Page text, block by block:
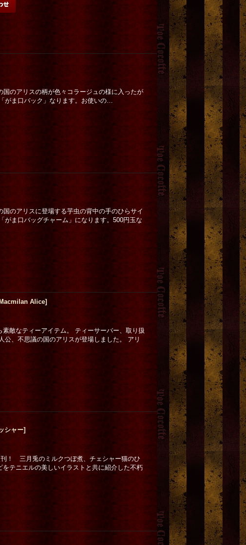
」額装コラージュ
don’t mind if I do [Blood B. ゆめねこ ぴこうさ
40,000円 (税込)
国のアリスの柄が色々コラージュの様に入ったが
がま口バック」なります。お使いの…
のアリスに登場する芋虫の背中の手のひらサイ
ま口バッグチャーム」になります。500円玉な
Alice]
敵なティーアイテム。 ティーサーバー、取り扱
公、不思議の国のアリスが登場しました。 アリ
シャー]
！ 三月兎のミルクつぼ煮、チェシャー猫のひ
テニエルの美しいイラストと共に紹介した不朽